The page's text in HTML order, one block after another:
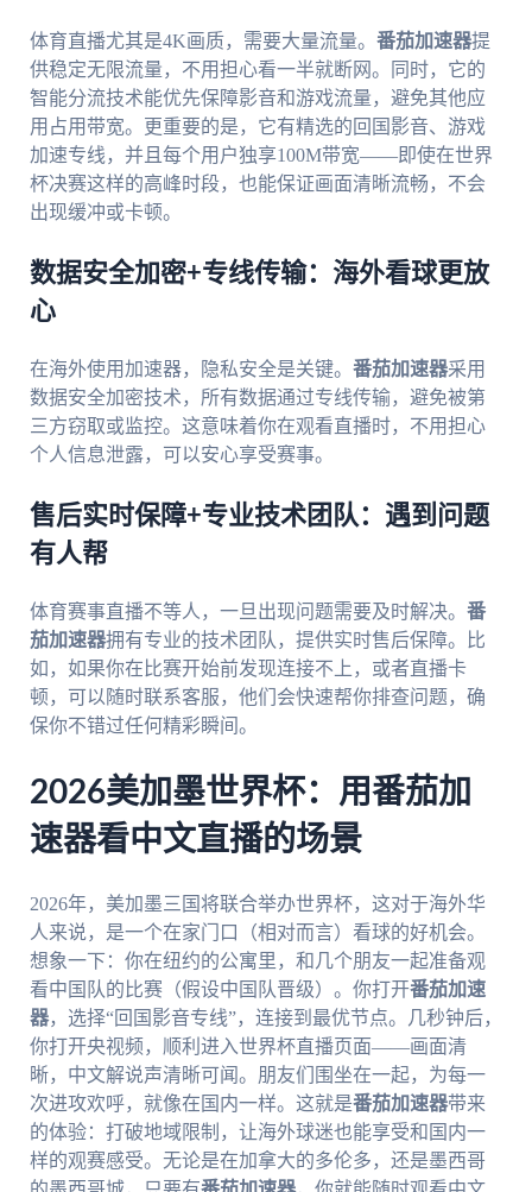
体育直播尤其是4K画质，需要大量流量。 番茄加速器提
供稳定无限流量，不用担心看一半就断网。同时，它的
智能分流技术能优先保障影音和游戏流量，避免其他应
用占用带宽。更重要的是，它有精选的回国影音、游戏
加速专线，并且每个用户独享100M带宽——即使在世界
杯决赛这样的高峰时段，也能保证画面清晰流畅，不会
出现缓冲或卡顿。
数据安全加密+专线传输：海外看球更放
心
在海外使用加速器，隐私安全是关键。 番茄加速器采用
数据安全加密技术，所有数据通过专线传输，避免被第
三方窃取或监控。这意味着你在观看直播时，不用担心
个人信息泄露，可以安心享受赛事。
售后实时保障+专业技术团队：遇到问题
有人帮
体育赛事直播不等人，一旦出现问题需要及时解决。 番
茄加速器拥有专业的技术团队，提供实时售后保障。比
如，如果你在比赛开始前发现连接不上，或者直播卡
顿，可以随时联系客服，他们会快速帮你排查问题，确
保你不错过任何精彩瞬间。
2026美加墨世界杯：用番茄加
速器看中文直播的场景
2026年，美加墨三国将联合举办世界杯，这对于海外华
人来说，是一个在家门口（相对而言）看球的好机会。
想象一下：你在纽约的公寓里，和几个朋友一起准备观
看中国队的比赛（假设中国队晋级）。你打开番茄加速
器，选择“回国影音专线”，连接到最优节点。几秒钟后，
你打开央视频，顺利进入世界杯直播页面——画面清
晰，中文解说声清晰可闻。朋友们围坐在一起，为每一
次进攻欢呼，就像在国内一样。这就是番茄加速器带来
的体验：打破地域限制，让海外球迷也能享受和国内一
样的观赛感受。无论是在加拿大的多伦多，还是墨西哥